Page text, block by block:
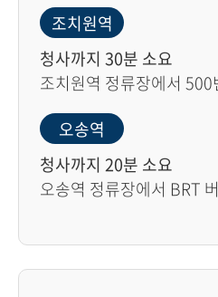
조치원역
청사까지 30분 소요
조치원역 정류장에서
오송역
청사까지 20분 소요
오송역 정류장에서 BRT